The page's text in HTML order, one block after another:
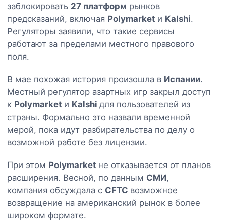
заблокировать 27 платформ рынков
предсказаний, включая Polymarket и Kalshi.
Регуляторы заявили, что такие сервисы
работают за пределами местного правового
поля.
В мае похожая история произошла в Испании.
Местный регулятор азартных игр закрыл доступ
к Polymarket и Kalshi для пользователей из
страны. Формально это назвали временной
мерой, пока идут разбирательства по делу о
возможной работе без лицензии.
При этом Polymarket не отказывается от планов
расширения. Весной, по данным СМИ,
компания обсуждала с CFTC возможное
возвращение на американский рынок в более
широком формате.